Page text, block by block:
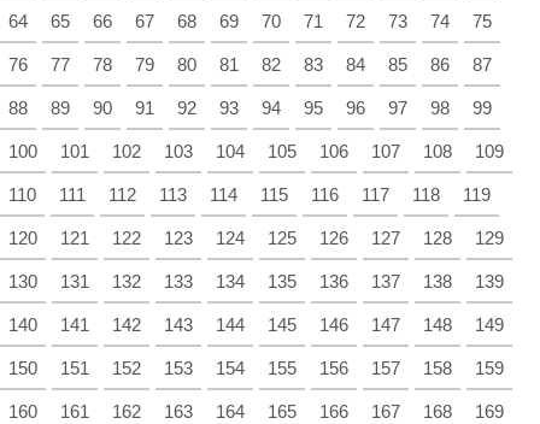
64 65 66 67 68 69 70 71 72 73 74 75
76 77 78 79 80 81 82 83 84 85 86 87
88 89 90 91 92 93 94 95 96 97 98 99
100 101 102 103 104 105 106 107 108 109
110 111 112 113 114 115 116 117 118 119
120 121 122 123 124 125 126 127 128 129
130 131 132 133 134 135 136 137 138 139
140 141 142 143 144 145 146 147 148 149
150 151 152 153 154 155 156 157 158 159
160 161 162 163 164 165 166 167 168 169